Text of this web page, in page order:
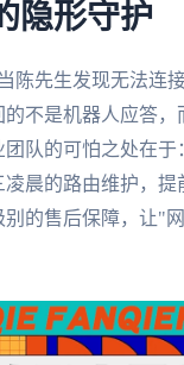
隐形守护
陈先生发现无法连
的不是机器人应答，
团队的可怕之处在于
晨的路由维护，提
别的售后保障，让"